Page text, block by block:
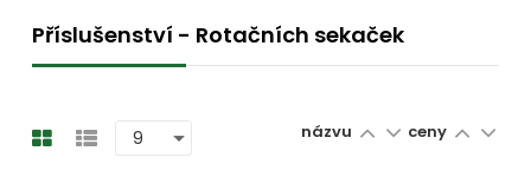
Příslušenství - Rotačních sekaček
názvu ceny